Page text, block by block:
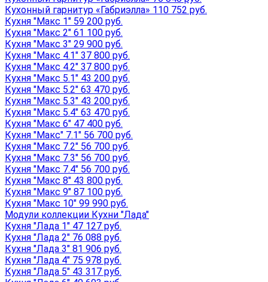
Кухонный гарнитур «Габриэлла» 110 752 руб.
Кухня "Макс 1" 59 200 руб.
Кухня "Макс 2" 61 100 руб.
Кухня "Макс 3" 29 900 руб.
Кухня "Макс 4.1" 37 800 руб.
Кухня "Макс 4.2" 37 800 руб.
Кухня "Макс 5.1" 43 200 руб.
Кухня "Макс 5.2" 63 470 руб.
Кухня "Макс 5.3" 43 200 руб.
Кухня "Макс 5.4" 63 470 руб.
Кухня "Макс 6" 47 400 руб.
Кухня "Макс" 7.1" 56 700 руб.
Кухня "Макс 7.2" 56 700 руб.
Кухня "Макс 7.3" 56 700 руб.
Кухня "Макс 7.4" 56 700 руб.
Кухня "Макс 8" 43 800 руб.
Кухня "Макс 9" 87 100 руб.
Кухня "Макс 10" 99 990 руб.
Модули коллекции Кухни "Лада"
Кухня "Лада 1" 47 127 руб.
Кухня "Лада 2" 76 088 руб.
Кухня "Лада 3" 81 906 руб.
Кухня "Лада 4" 75 978 руб.
Кухня "Лада 5" 43 317 руб.